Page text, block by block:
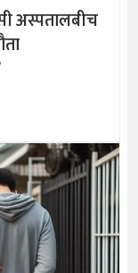
अस्पतालबीच